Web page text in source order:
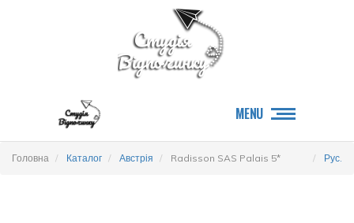
MENU
Головна Каталог Австрія Radisson SAS Palais 5* Рус.